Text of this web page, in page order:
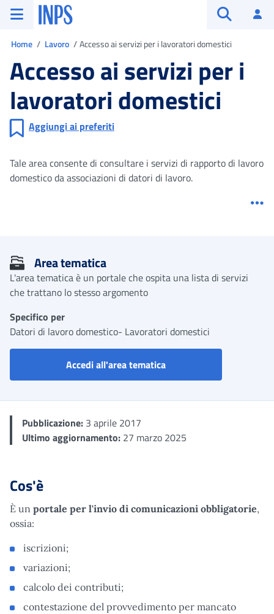
Vai al menu principale
Vai al contenuto principale
Vai al pie' di pagina
INPS ()
Home Lavoro Accesso ai servizi per i lavoratori domestici
Accesso ai servizi per i
lavoratori domestici
Aggiungi ai preferiti
Tale area consente di consultare i servizi di rapporto di lavoro
domestico da associazioni di datori di lavoro.
Area tematica
L'area tematica è un portale che ospita una lista di servizi
che trattano lo stesso argomento
Specifico per
Datori di lavoro domestico- Lavoratori domestici
Accedi all'area tematicaPortale servizi lavoro
Pubblicazione: 3 aprile 2017
Ultimo aggiornamento: 27 marzo 2025
Cos'è
È un portale per l'invio di comunicazioni obbligatorie,
ossia:
iscrizioni;
variazioni;
calcolo dei contributi;
contestazione del provvedimento per mancato